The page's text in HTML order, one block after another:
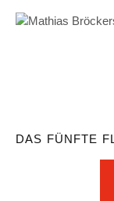
DAS FÜNFTE